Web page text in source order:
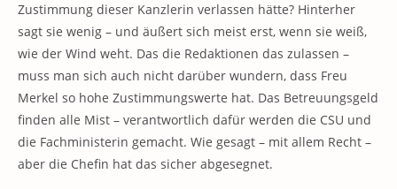
Zustimmung dieser Kanzlerin verlassen hätte? Hinterher
sagt sie wenig – und äußert sich meist erst, wenn sie weiß,
wie der Wind weht. Das die Redaktionen das zulassen –
muss man sich auch nicht darüber wundern, dass Freu
Merkel so hohe Zustimmungswerte hat. Das Betreuungsgeld
finden alle Mist – verantwortlich dafür werden die CSU und
die Fachministerin gemacht. Wie gesagt – mit allem Recht –
aber die Chefin hat das sicher abgesegnet.